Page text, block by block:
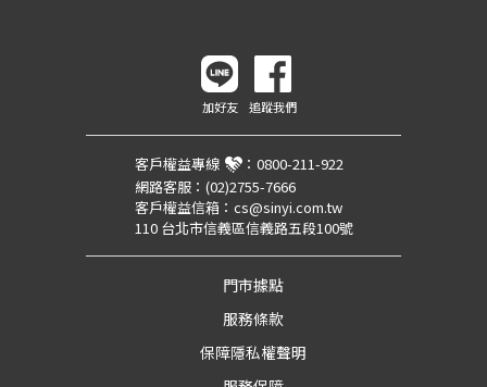
加好友 追蹤我們
客戶權益專線 ： 0800-211-922
網路客服： (02)2755-7666
客戶權益信箱： cs@sinyi.com.tw
110 台北市信義區信義路五段100號
門市據點
服務條款
保障隱私權聲明